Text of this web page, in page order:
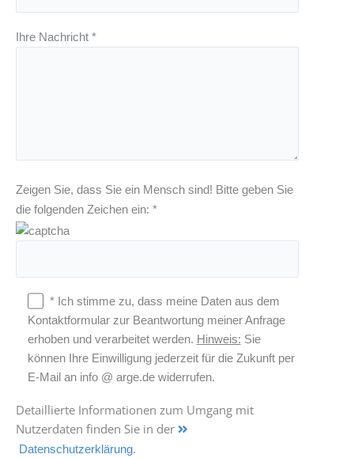
Ihre Nachricht *
Zeigen Sie, dass Sie ein Mensch sind! Bitte geben Sie
die folgenden Zeichen ein: *
* Ich stimme zu, dass meine Daten aus dem
Kontaktformular zur Beantwortung meiner Anfrage
erhoben und verarbeitet werden. Hinweis: Sie
können Ihre Einwilligung jederzeit für die Zukunft per
E-Mail an info @ arge.de widerrufen.
Detaillierte Informationen zum Umgang mit
Nutzerdaten finden Sie in der
Datenschutzerklärung.